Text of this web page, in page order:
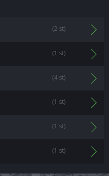
(2 st)
(1 st)
(4 st)
(1 st)
(1 st)
(1 st)